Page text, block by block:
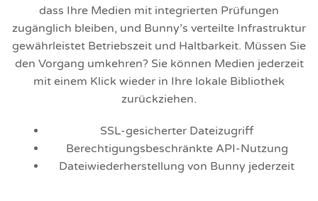
dass Ihre Medien mit integrierten Prüfungen
zugänglich bleiben, und Bunny’s verteilte Infrastruktur
gewährleistet Betriebszeit und Haltbarkeit. Müssen Sie
den Vorgang umkehren? Sie können Medien jederzeit
mit einem Klick wieder in Ihre lokale Bibliothek
zurückziehen.
SSL-gesicherter Dateizugriff
Berechtigungsbeschränkte API-Nutzung
Dateiwiederherstellung von Bunny jederzeit